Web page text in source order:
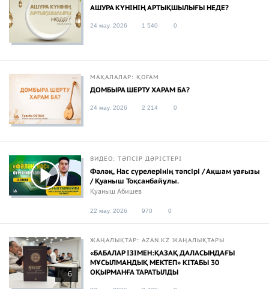
АШУРА КҮНІНІҢ АРТЫҚШЫЛЫҒЫ НЕДЕ?
24 мау. 2026 1 540 0
МАҚАЛАЛАР: ҚОҒАМ
ДОМБЫРА ШЕРТУ ХАРАМ БА?
24 мау. 2026 2 214 0
ВИДЕО: ТӘПСІР ДӘРІСТЕРІ
Фәләқ, Нас сүрелерінің тәпсірі / Ақшам уағызы
/ Қуаныш Тоқсанбайұлы.
Қуаныш Абишев
22 мау. 2026 970 0
6
ЖАҢАЛЫҚТАР: AZAN.KZ ЖАҢАЛЫҚТАРЫ
«БАБАЛАР ІЗІМЕН:ҚАЗАҚ ДАЛАСЫНДАҒЫ
МҰСЫЛМАНДЫҚ МЕКТЕП» КІТАБЫ 30
ОҚЫРМАНҒА ТАРАТЫЛДЫ